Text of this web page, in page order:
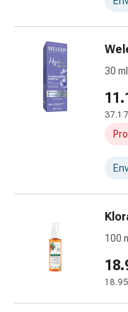
colle
tissulaire
et
Hygiène
oreilles
Douleurs
30
100